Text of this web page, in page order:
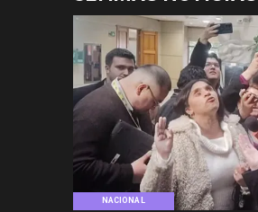
NACIONAL